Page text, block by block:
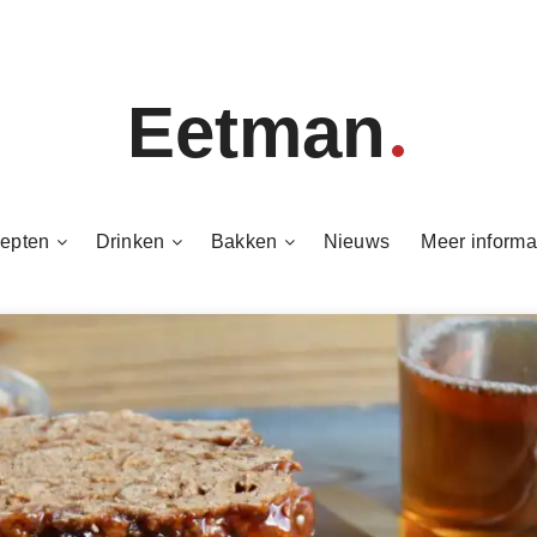
Eetman
Drinken Bakken Nieuws Meer